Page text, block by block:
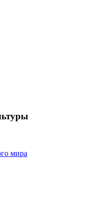
мира